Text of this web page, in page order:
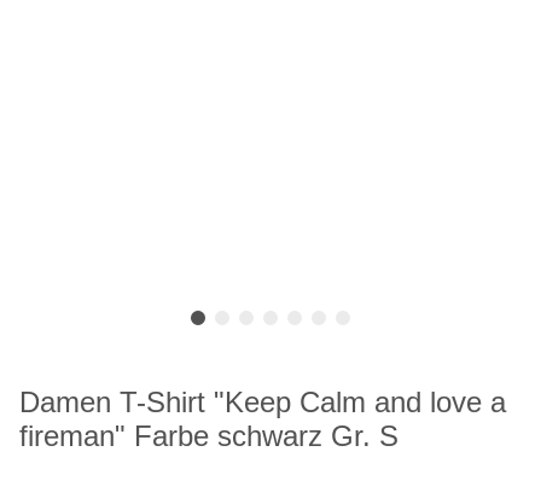
Damen T-Shirt "Keep Calm and love a
fireman" Farbe schwarz Gr. S